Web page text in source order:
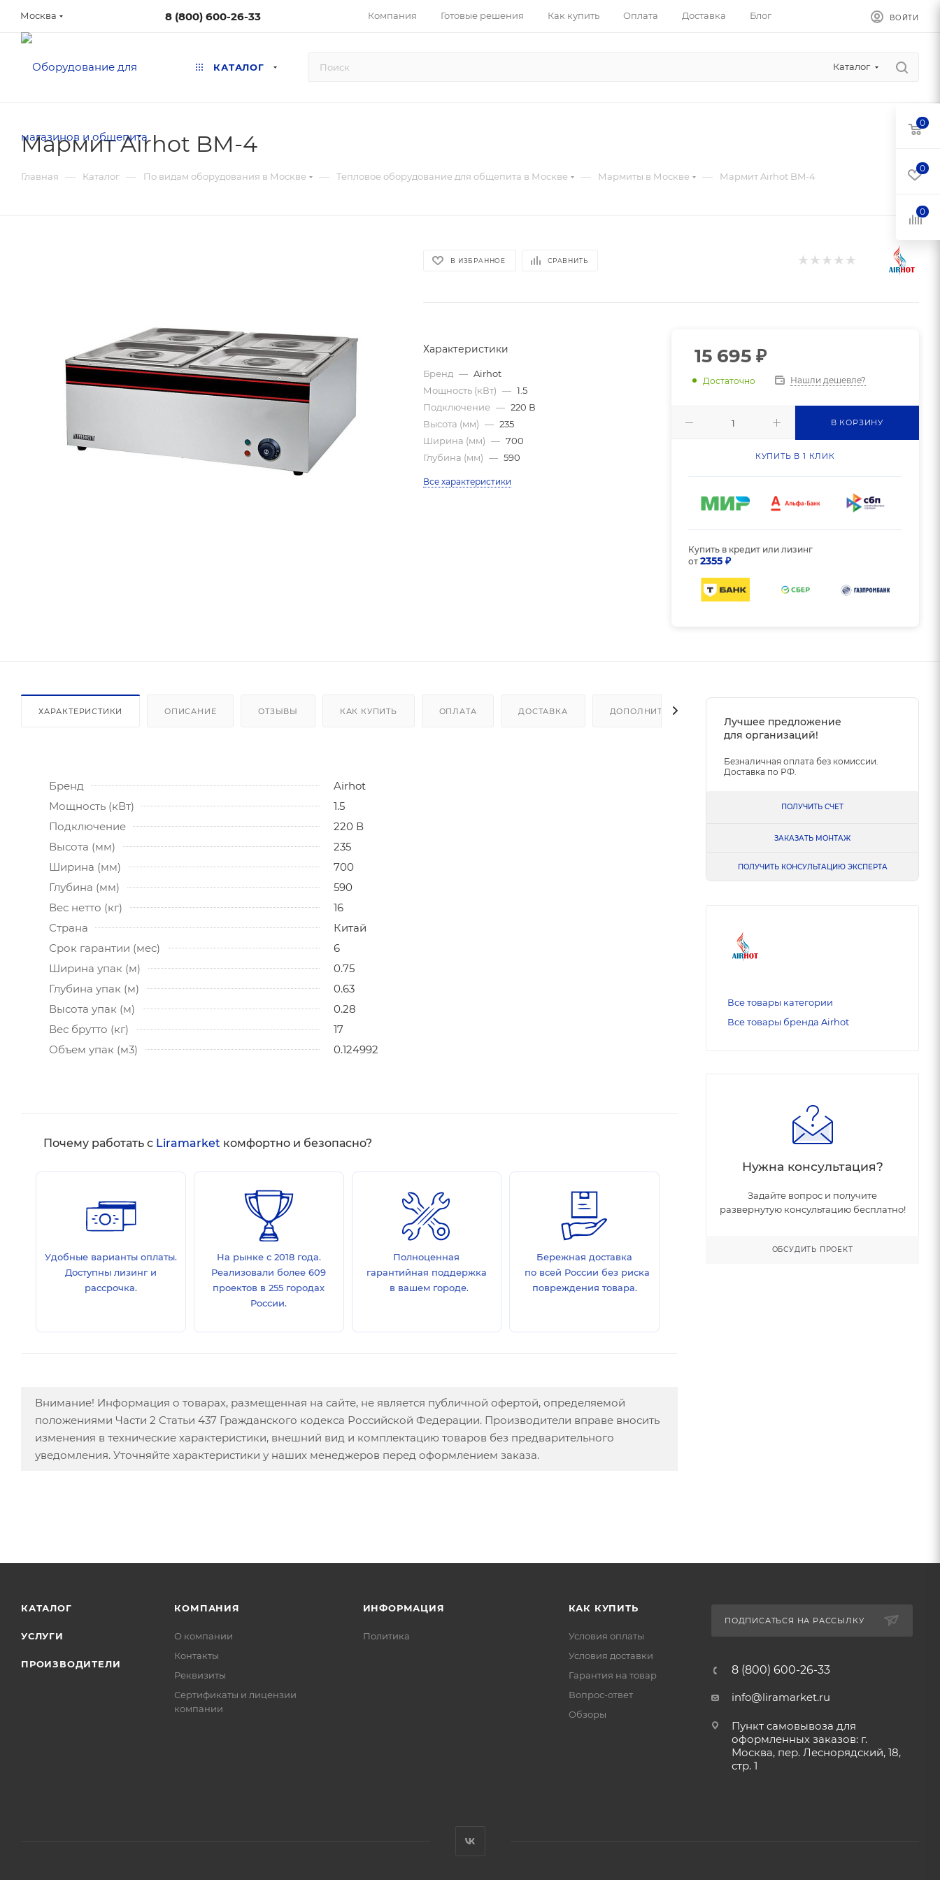
Москва 8 (800) 600-26-33 Компания Готовые решения Как купить Оплата Доставка Блог ВОЙТИ
КАТАЛОГ Каталог
Мармит Airhot BM-4
Главная — Каталог — По видам оборудования в Москве — Тепловое оборудование для общепита в Москве — Мармиты в Москве — Мармит Airhot BM-4
В ИЗБРАННОЕ СРАВНИТЬ
Характеристики
Бренд — Airhot
Мощность (кВт) — 1.5
Подключение — 220 В
Высота (мм) — 235
Ширина (мм) — 700
Глубина (мм) — 590
Все характеристики
15 695₽
Достаточно Нашли дешевле?
В КОРЗИНУ
КУПИТЬ В 1 КЛИК
Купить в кредит или лизинг
от2355 ₽
ХАРАКТЕРИСТИКИ ОПИСАНИЕ ОТЗЫВЫ КАК КУПИТЬ ОПЛАТА ДОСТАВКА ДОПОЛНИТЕЛЬНО
Бренд
Airhot
Мощность (кВт)
1.5
Подключение
220 В
Высота (мм)
235
Ширина (мм)
700
Глубина (мм)
590
Вес нетто (кг)
16
Страна
Китай
Срок гарантии (мес)
6
Ширина упак (м)
0.75
Глубина упак (м)
0.63
Высота упак (м)
0.28
Вес брутто (кг)
17
Объем упак (м3)
0.124992
Почему работать с Liramarket комфортно и безопасно?
Удобные варианты оплаты.
Доступны лизинг и
рассрочка.
На рынке с 2018 года.
Реализовали более 609
проектов в 255 городах
России.
Полноценная
гарантийная поддержка
в вашем городе.
Бережная доставка
по всей России без риска
повреждения товара.
Внимание! Информация о товарах, размещенная на сайте, не является публичной офертой, определяемой
положениями Части 2 Статьи 437 Гражданского кодекса Российской Федерации. Производители вправе вносить
изменения в технические характеристики, внешний вид и комплектацию товаров без предварительного
уведомления. Уточняйте характеристики у наших менеджеров перед оформлением заказа.
Лучшее предложение
для организаций!
Безналичная оплата без комиссии.
Доставка по РФ.
ПОЛУЧИТЬ СЧЕТ
ЗАКАЗАТЬ МОНТАЖ
ПОЛУЧИТЬ КОНСУЛЬТАЦИЮ ЭКСПЕРТА
Все товары категории
Все товары бренда Airhot
Нужна консультация?
Задайте вопрос и получите
развернутую консультацию бесплатно!
ОБСУДИТЬ ПРОЕКТ
КАТАЛОГ
УСЛУГИ
ПРОИЗВОДИТЕЛИ
КОМПАНИЯ
О компании
Контакты
Реквизиты
Сертификаты и лицензии
компании
ИНФОРМАЦИЯ
Политика
КАК КУПИТЬ
Условия оплаты
Условия доставки
Гарантия на товар
Вопрос-ответ
Обзоры
ПОДПИСАТЬСЯ НА РАССЫЛКУ
8 (800) 600-26-33
info@liramarket.ru
Пункт самовывоза для
оформленных заказов: г.
Москва, пер. Леснорядский, 18,
стр. 1
0
0
0